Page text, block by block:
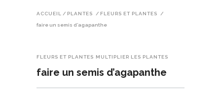
ACCUEIL / PLANTES / FLEURS ET PLANTES /
faire un semis d’agapanthe
FLEURS ET PLANTES MULTIPLIER LES PLANTES
faire un semis d’agapanthe